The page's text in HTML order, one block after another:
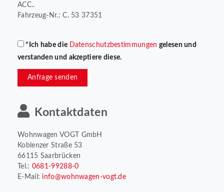
ACC..
Fahrzeug-Nr.: C. 53 37351
*Ich habe die Datenschutzbestimmungen gelesen und
verstanden und akzeptiere diese.
Anfrage senden
Kontaktdaten
Wohnwagen VOGT GmbH
Koblenzer Straße 53
66115 Saarbrücken
Tel.: 0681-99288-0
E-Mail: info@wohnwagen-vogt.de